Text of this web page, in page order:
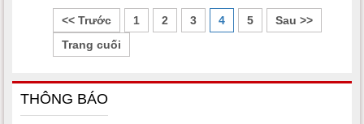
<< Trước 1 2 3 4 5
Sau >>
Trang cuối
THÔNG BÁO
Một số văn bản quy phạm pháp luật thuộc lĩnh vực dân
tộc, tín ngưỡng, tôn giáo